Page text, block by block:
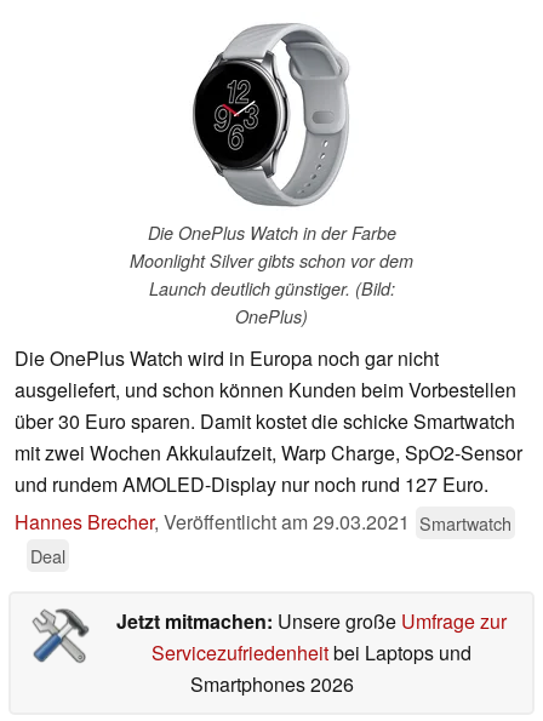
Die OnePlus Watch in der Farbe
Moonlight Silver gibts schon vor dem
Launch deutlich günstiger. (Bild:
OnePlus)
Die OnePlus Watch wird in Europa noch gar nicht
ausgeliefert, und schon können Kunden beim Vorbestellen
über 30 Euro sparen. Damit kostet die schicke Smartwatch
mit zwei Wochen Akkulaufzeit, Warp Charge, SpO2-Sensor
und rundem AMOLED-Display nur noch rund 127 Euro.
Hannes Brecher, Veröffentlicht am29.03.2021 Smartwatch
Deal
Jetzt mitmachen: Unsere große Umfrage zur
Servicezufriedenheitbei Laptops und
Smartphones 2026